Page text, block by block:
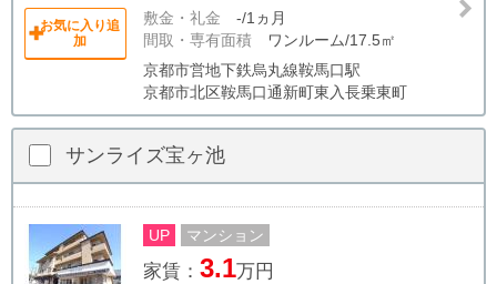
お気に入り追
加
敷金・礼金 -/1ヵ月
間取・専有面積 ワンルーム/17.5㎡
京都市営地下鉄烏丸線鞍馬口駅
京都市北区鞍馬口通新町東入長乗東町
サンライズ宝ヶ池
UP マンション
家賃： 3.1万円